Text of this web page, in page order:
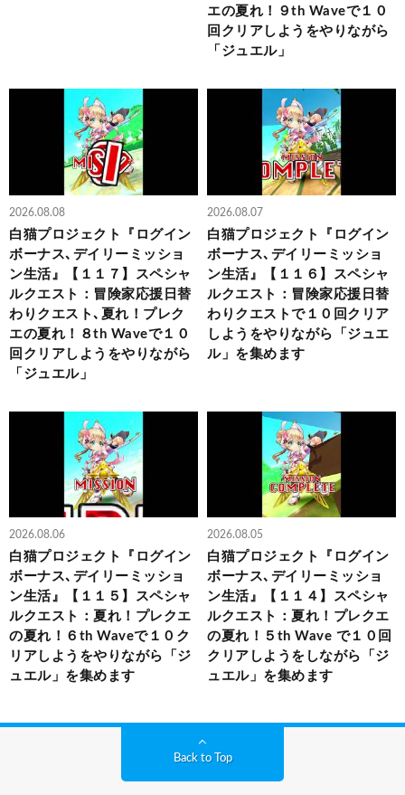
エの夏れ！９th Waveで１０
回クリアしようをやりながら
「ジュエル」
2026.08.08
白猫プロジェクト『ログイン
ボーナス､デイリーミッショ
ン生活』【１１７】スペシャ
ルクエスト：冒険家応援日替
わりクエスト､夏れ！プレク
エの夏れ！８th Waveで１０
回クリアしようをやりながら
「ジュエル」
2026.08.07
白猫プロジェクト『ログイン
ボーナス､デイリーミッショ
ン生活』【１１６】スペシャ
ルクエスト：冒険家応援日替
わりクエストで１０回クリア
しようをやりながら「ジュエ
ル」を集めます
2026.08.06
白猫プロジェクト『ログイン
ボーナス､デイリーミッショ
ン生活』【１１５】スペシャ
ルクエスト：夏れ！プレクエ
の夏れ！６th Waveで１０ク
リアしようをやりながら「ジ
ュエル」を集めます
2026.08.05
白猫プロジェクト『ログイン
ボーナス､デイリーミッショ
ン生活』【１１４】スペシャ
ルクエスト：夏れ！プレクエ
の夏れ！５th Wave で１０回
クリアしようをしながら「ジ
ュエル」を集めます
Back to Top